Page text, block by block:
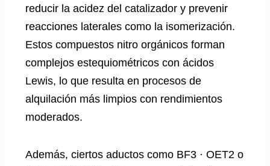
reducir la acidez del catalizador y prevenir
reacciones laterales como la isomerización.
Estos compuestos nitro orgánicos forman
complejos estequiométricos con ácidos
Lewis, lo que resulta en procesos de
alquilación más limpios con rendimientos
moderados.
Además, ciertos aductos como BF3 · OET2 o